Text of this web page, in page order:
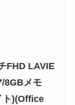
FHD LAVIE
8GBメモ
ト)(Office